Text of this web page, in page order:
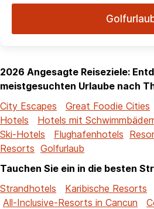
2026 Angesagte Reiseziele:
meistgesuchten Urlaube nach
City Escapes
Great Foodie Cities
Hotels
Hotels mit
Ski-Hotels
Flughafenhotels
Resorts Golfurlaub
Tauchen Sie ein in die besten
Strandhotels
Karibische Resorts
All-Inclusive-Resorts in Cancun